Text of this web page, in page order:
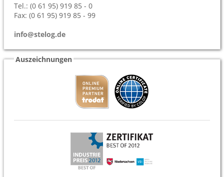
Tel.: (0 61 95) 919 85 - 0
Fax: (0 61 95) 919 85 - 99
info@stelog.de
Auszeichnungen